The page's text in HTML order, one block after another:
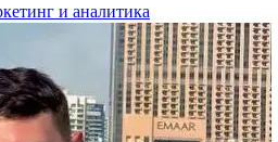
и аналитика